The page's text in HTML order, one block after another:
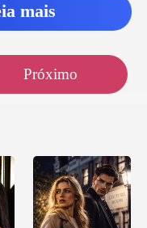
mais
Próximo